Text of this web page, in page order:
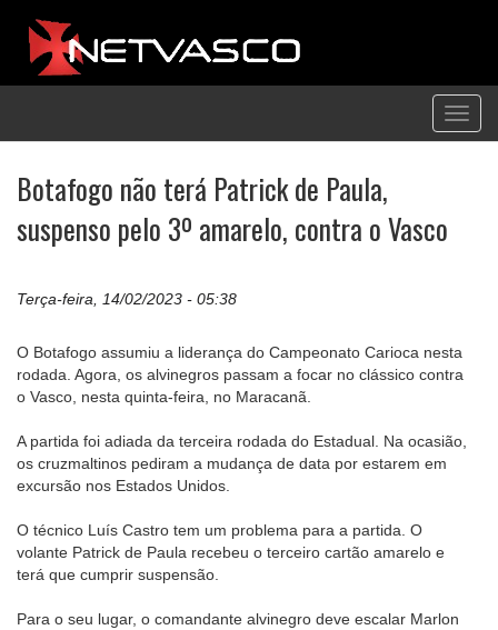
Botafogo não terá Patrick de Paula,
suspenso pelo 3º amarelo, contra o Vasco
Terça-feira, 14/02/2023 - 05:38
O Botafogo assumiu a liderança do Campeonato Carioca nesta
rodada. Agora, os alvinegros passam a focar no clássico contra
o Vasco, nesta quinta-feira, no Maracanã.
A partida foi adiada da terceira rodada do Estadual. Na ocasião,
os cruzmaltinos pediram a mudança de data por estarem em
excursão nos Estados Unidos.
O técnico Luís Castro tem um problema para a partida. O
volante Patrick de Paula recebeu o terceiro cartão amarelo e
terá que cumprir suspensão.
Para o seu lugar, o comandante alvinegro deve escalar Marlon